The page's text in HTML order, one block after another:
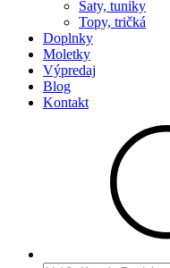
Šaty, tuniky
Topy, tričká
Doplnky
Moletky
Výpredaj
Blog
Kontakt